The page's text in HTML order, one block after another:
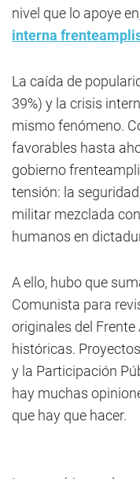
nivel que lo apoye en
interna
La caída de
39%) y la crisis
mismo fenómeno.
favorables hasta
gobierno
tensión: la
militar mezclada
humanos en
A ello, hubo que
Comunista para
originales del
históricas.
y la Participación
hay muchas
que hay que hacer.